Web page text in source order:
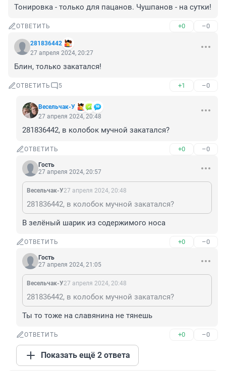
Тонировка - только для пацанов. Чушпанов - на сутки!
ОТВЕТИТЬ +0 –0
281836442
27 апреля 2024, 20:27
Блин, только закатался!
ОТВЕТИТЬ 5 +1 –0
Весельчак-У
27 апреля 2024, 20:48
281836442, в колобок мучной закатался?
ОТВЕТИТЬ +0 –0
Гость
27 апреля 2024, 20:57
Весельчак-У27 апреля 2024, 20:48
281836442, в колобок мучной закатался?
В зелёный шарик из содержимого носа
ОТВЕТИТЬ +0 –0
Гость
27 апреля 2024, 21:05
Весельчак-У27 апреля 2024, 20:48
281836442, в колобок мучной закатался?
Ты то тоже на славянина не тянешь
ОТВЕТИТЬ +0 –0
Показать ещё 2 ответа